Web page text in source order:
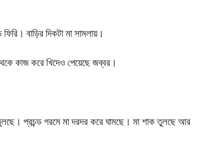
বাড়ির দিকটা মা সামলায়।
কাজ করে খিদেও পেয়েছে জব্বর।
প্রচন্ড গরমে মা দরদর করে ঘামছে। মা শাক তুলছে আর